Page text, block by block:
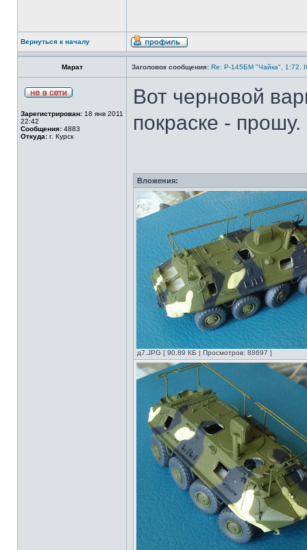
Вернуться к началу
Марат Заголовок сообщения: Re: Р-145БМ "Чайка", 1:72,
Зарегистрирован: 18 янв 2011
22:42
Сообщения: 4883
Откуда: г. Курск
Вот черновой
покраске - прошу.
Вложения:
д7.JPG [ 90.89 КБ | Просмотров: 88697 ]